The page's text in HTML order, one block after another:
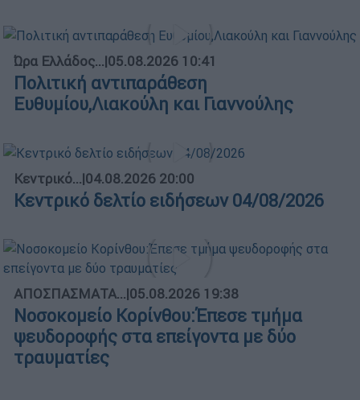
Ώρα Ελλάδος...|05.08.2026 10:41
Πολιτική αντιπαράθεση
Ευθυμίου,Λιακούλη και Γιαννούλης
Κεντρικό...|04.08.2026 20:00
Κεντρικό δελτίο ειδήσεων 04/08/2026
ΑΠΟΣΠΑΣΜΑΤΑ...|05.08.2026 19:38
Νοσοκομείο Κορίνθου:Έπεσε τμήμα
ψευδοροφής στα επείγοντα με δύο
τραυματίες